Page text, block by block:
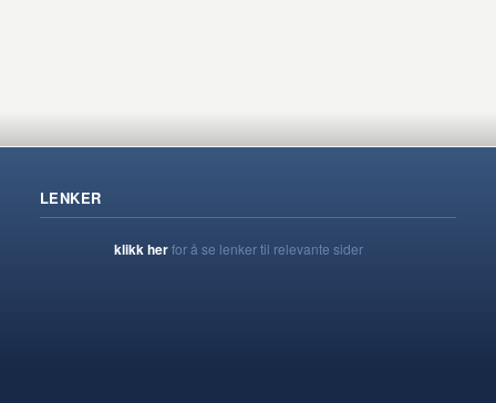
LENKER
klikk herfor å se lenker til relevante sider